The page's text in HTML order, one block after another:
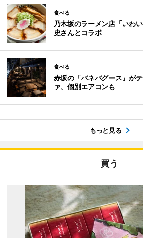
食べる
乃木坂のラーメン店「いわ
史さんとコラボ
食べる
赤坂の「バネバグース」が
ァ、個別エアコンも
もっと見る
買う